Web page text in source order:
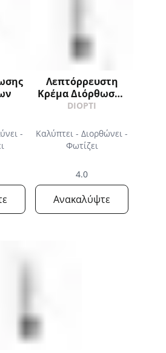
-
Λεπτόρρευστη
Κρέμα Διόρθωσης
Μαύρων Κύκλων
DIOPTI
Καλύπτει - Διορθώνει -
Φωτίζει
4.0
Ανακαλύψτε